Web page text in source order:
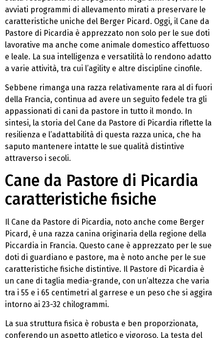
avviati programmi di allevamento mirati a preservare le
caratteristiche uniche del Berger Picard. Oggi, il Cane da
Pastore di Picardia è apprezzato non solo per le sue doti
lavorative ma anche come animale domestico affettuoso
e leale. La sua intelligenza e versatilità lo rendono adatto
a varie attività, tra cui l’agility e altre discipline cinofile.
Sebbene rimanga una razza relativamente rara al di fuori
della Francia, continua ad avere un seguito fedele tra gli
appassionati di cani da pastore in tutto il mondo. In
sintesi, la storia del Cane da Pastore di Picardia riflette la
resilienza e l’adattabilità di questa razza unica, che ha
saputo mantenere intatte le sue qualità distintive
attraverso i secoli.
Cane da Pastore di Picardia
caratteristiche fisiche
Il Cane da Pastore di Picardia, noto anche come Berger
Picard, è una razza canina originaria della regione della
Piccardia in Francia. Questo cane è apprezzato per le sue
doti di guardiano e pastore, ma è noto anche per le sue
caratteristiche fisiche distintive. Il Pastore di Picardia è
un cane di taglia media-grande, con un’altezza che varia
tra i 55 e i 65 centimetri al garrese e un peso che si aggira
intorno ai 23-32 chilogrammi.
La sua struttura fisica è robusta e ben proporzionata,
conferendo un aspetto atletico e vigoroso. La testa del